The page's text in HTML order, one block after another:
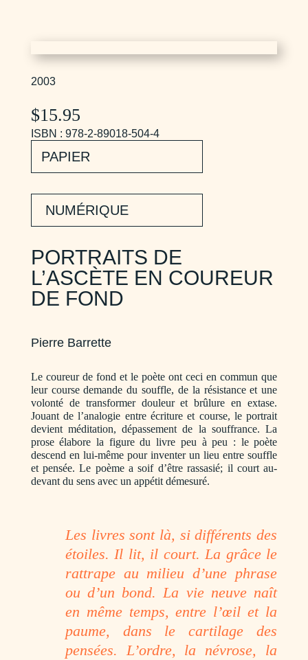
2003
$15.95
ISBN : 978-2-89018-504-4
PAPIER
NUMÉRIQUE
PORTRAITS DE
L’ASCÈTE EN COUREUR
DE FOND
Pierre Barrette
Le coureur de fond et le poète ont ceci en commun que
leur course demande du souffle, de la résistance et une
volonté de transformer douleur et brûlure en extase.
Jouant de l’analogie entre écriture et course, le portrait
devient méditation, dépassement de la souffrance. La
prose élabore la figure du livre peu à peu : le poète
descend en lui-même pour inventer un lieu entre souffle
et pensée. Le poème a soif d’être rassasié; il court au-
devant du sens avec un appétit démesuré.
Les livres sont là, si différents des
étoiles. Il lit, il court. La grâce le
rattrape au milieu d’une phrase
ou d’un bond. La vie neuve naît
en même temps, entre l’œil et la
paume, dans le cartilage des
pensées. L’ordre, la névrose, la